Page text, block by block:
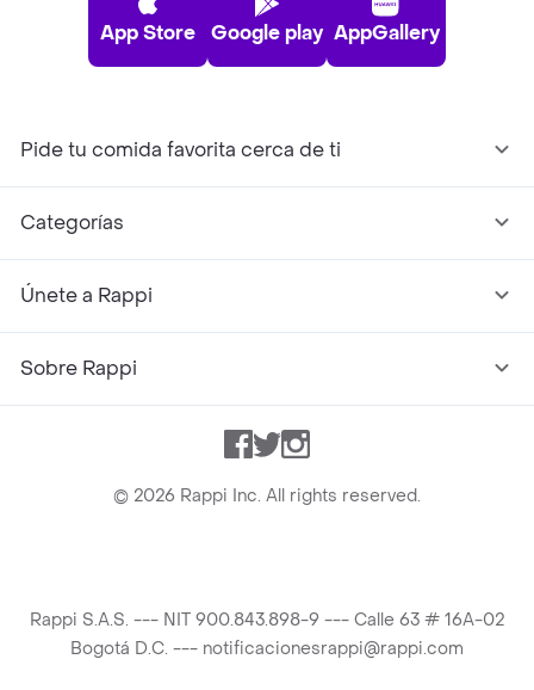
App Store Google play AppGallery
Pide tu comida favorita cerca de ti
Categorías
Únete a Rappi
Sobre Rappi
Facebook
TwitterInstagram
© 2026 Rappi Inc. All rights reserved.
Rappi S.A.S. --- NIT 900.843.898-9 --- Calle 63 # 16A-02
Bogotá D.C. --- notificacionesrappi@rappi.com